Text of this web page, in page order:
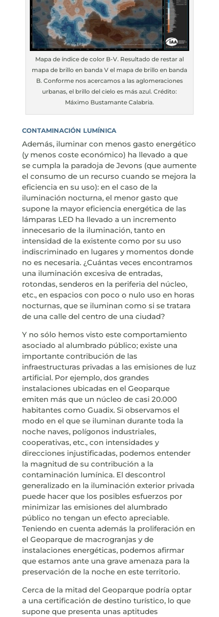
Mapa de índice de color B-V. Resultado de restar al
mapa de brillo en banda V el mapa de brillo en banda
B. Conforme nos acercamos a las aglomeraciones
urbanas, el brillo del cielo es más azul. Crédito:
Máximo Bustamante Calabria.
CONTAMINACIÓN LUMÍNICA
Además, iluminar con menos gasto energético
(y menos coste económico) ha llevado a que
se cumpla la paradoja de Jevons (que aumente
el consumo de un recurso cuando se mejora la
eficiencia en su uso): en el caso de la
iluminación nocturna, el menor gasto que
supone la mayor eficiencia energética de las
lámparas LED ha llevado a un incremento
innecesario de la iluminación, tanto en
intensidad de la existente como por su uso
indiscriminado en lugares y momentos donde
no es necesaria. ¿Cuántas veces encontramos
una iluminación excesiva de entradas,
rotondas, senderos en la periferia del núcleo,
etc., en espacios con poco o nulo uso en horas
nocturnas, que se iluminan como si se tratara
de una calle del centro de una ciudad?
Y no sólo hemos visto este comportamiento
asociado al alumbrado público; existe una
importante contribución de las
infraestructuras privadas a las emisiones de luz
artificial. Por ejemplo, dos grandes
instalaciones ubicadas en el Geoparque
emiten más que un núcleo de casi 20.000
habitantes como Guadix. Si observamos el
modo en el que se iluminan durante toda la
noche naves, polígonos industriales,
cooperativas, etc., con intensidades y
direcciones injustificadas, podemos entender
la magnitud de su contribución a la
contaminación lumínica. El descontrol
generalizado en la iluminación exterior privada
puede hacer que los posibles esfuerzos por
minimizar las emisiones del alumbrado
público no tengan un efecto apreciable.
Teniendo en cuenta además la proliferación en
el Geoparque de macrogranjas y de
instalaciones energéticas, podemos afirmar
que estamos ante una grave amenaza para la
preservación de la noche en este territorio.
Cerca de la mitad del Geoparque podría optar
a una certificación de destino turístico, lo que
supone que presenta unas aptitudes